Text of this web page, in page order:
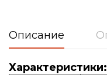
Описание
Характеристики: